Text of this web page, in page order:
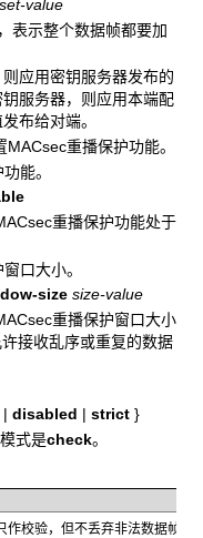
value
表示整个数据帧都要加
应用密钥服务器发布的
服务器，则应用本端配
布给对端。
重播保护功能。
能。
重播保护功能处于
口大小。
size size-value
重播保护窗口大小
接收乱序或重复的数据
| disabled | strict }
式是check。
作校验，但不丢弃非法数据帧